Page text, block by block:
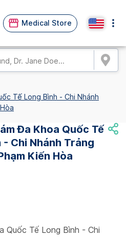
Medical Store
Tế Long Bình - Chi Nhánh
Đa Khoa Quốc Tế
- Chi Nhánh Trảng
Kiến Hòa
Quốc Tế Long Bình - Chi